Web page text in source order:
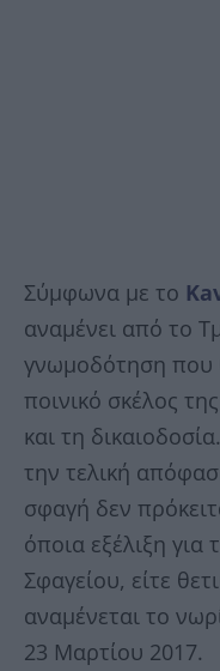
Σύμφωνα με το
αναμένει από το
γνωμοδότηση που
ποινικό σκέλος
και τη
την τελική
σφαγή δεν
όποια εξέλιξη για
Σφαγείου, είτε
αναμένεται το
23 Μαρτίου 2017.